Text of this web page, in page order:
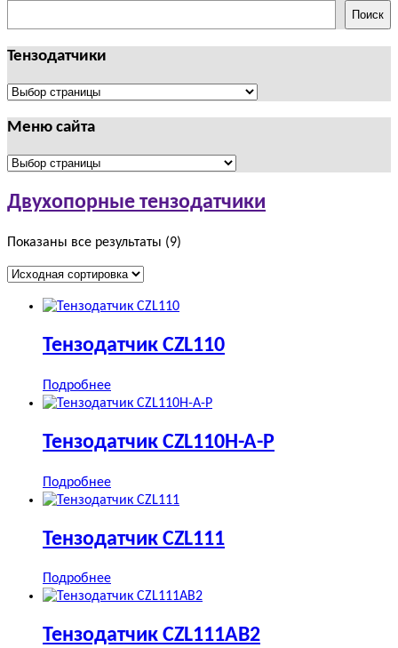
И
ТЕРМИНАЛЫ
МАССА-
Поиск
Тензодатчики
Тензодатчики
Меню сайта
Меню
Двухопорные тензодатчики
Показаны все результаты (9)
Тензодатчик CZL110
Подробнее
Тензодатчик CZL110H-A-P
Подробнее
Тензодатчик CZL111
Подробнее
Тензодатчик CZL111AB2